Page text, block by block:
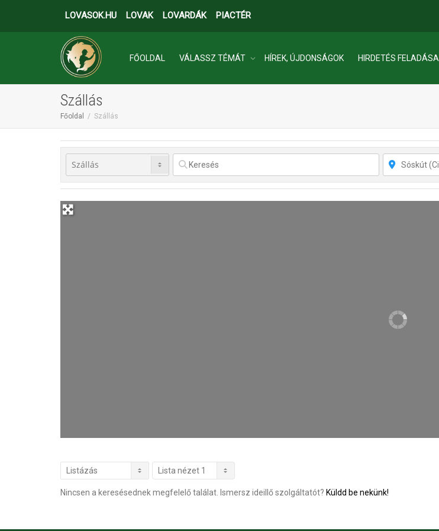
LOVASOK.HU LOVAK LOVARDÁK PIACTÉR
FŐOLDAL VÁLASSZ TÉMÁT HÍREK, ÚJDONSÁGOK HIRDETÉS FELADÁSA
Szállás
Főoldal Szállás
Nincsen a keresésednek megfelelő találat. Ismersz ideillő szolgáltatót? Küldd be nekünk!